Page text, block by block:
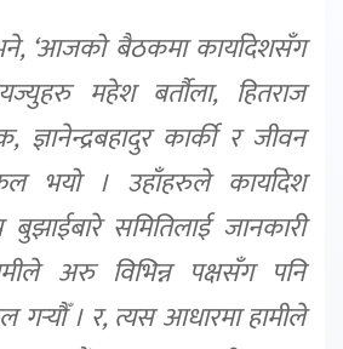
‘आजको बैठकमा कार्यादेशसँग
महेश बर्तौला, हितराज
कार्की र जीवन
भयो । उहाँहरुले कार्यादेश
समितिलाई जानकारी
अरु विभिन्न पक्षसँग पनि
। र, त्यस आधारमा हामीले